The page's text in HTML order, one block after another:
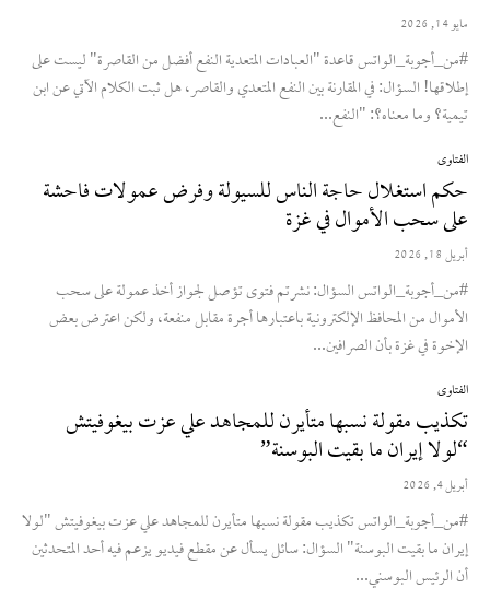
مايو 14, 2026
#من_أجوبة_الواتس قاعدة "العبادات المتعدية النفع أفضل من القاصرة" ليست على
إطلاقها! السؤال: في المقارنة بين النفع المتعدي والقاصر، هل ثبت الكلام الآتي عن ابن
تيمية؟ وما معناه؟: "النفع...
الفتاوى
حكم استغلال حاجة الناس للسيولة وفرض عمولات فاحشة
على سحب الأموال في غزة
أبريل 18, 2026
#من_أجوبة_الواتس السؤال: نشرتم فتوى تؤصل لجواز أخذ عمولة على سحب
الأموال من المحافظ الإلكترونية باعتبارها أجرة مقابل منفعة، ولكن اعترض بعض
الإخوة في غزة بأن الصرافين...
الفتاوى
تكذيب مقولة نسبها متأيرن للمجاهد علي عزت بيغوفيتش
“لولا إيران ما بقيت البوسنة”
أبريل 4, 2026
#من_أجوبة_الواتس تكذيب مقولة نسبها متأيرن للمجاهد علي عزت بيغوفيتش "لولا
إيران ما بقيت البوسنة" السؤال: سائل يسأل عن مقطع فيديو يزعم فيه أحد المتحدثين
أن الرئيس البوسني...